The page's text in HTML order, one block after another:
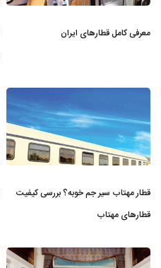
معرفی کامل قطارهای ایران
قطار مهتاب سیر جم خوبه؟ بررسی کیفیت
قطارهای مهتاب